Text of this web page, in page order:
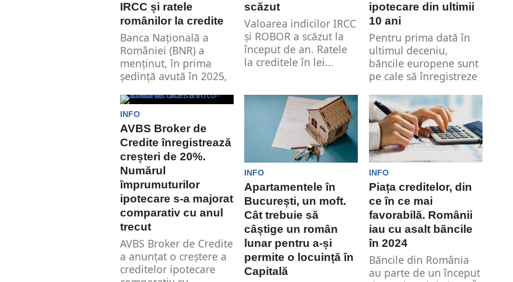
IRCC și ratele
românilor la credite
Banca Națională a
României (BNR) a
menținut, în prima
ședință avută în 2025,
6,5%...
scăzut
Valoarea indicilor IRCC
și ROBOR a scăzut la
început de an. Ratele
la creditele în lei...
ipotecare din ultimii
10 ani
Pentru prima dată în
ultimul deceniu,
băncile europene sunt
pe cale să înregistreze
INFO
AVBS Broker de
Credite înregistrează
creșteri de 20%.
Numărul
împrumuturilor
ipotecare s-a majorat
comparativ cu anul
trecut
AVBS Broker de Credite
a anunțat o creștere a
creditelor ipotecare
INFO
Apartamentele în
București, un moft.
Cât trebuie să
câștige un român
lunar pentru a-și
permite o locuință în
Capitală
INFO
Piața creditelor, din
ce în ce mai
favorabilă. Românii
iau cu asalt băncile
în 2024
Băncile din România
au parte de un început